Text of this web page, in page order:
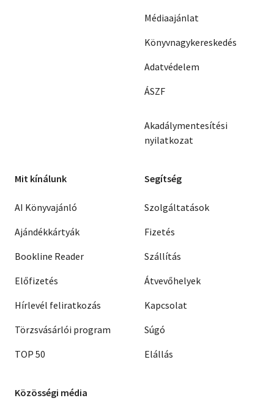
Médiaajánlat
Könyvnagykereskedés
Adatvédelem
ÁSZF
Akadálymentesítési
nyilatkozat
Mit kínálunk
AI Könyvajánló
Ajándékkártyák
Bookline Reader
Előfizetés
Hírlevél feliratkozás
Törzsvásárlói program
TOP 50
Segítség
Szolgáltatások
Fizetés
Szállítás
Átvevőhelyek
Kapcsolat
Súgó
Elállás
Közösségi média